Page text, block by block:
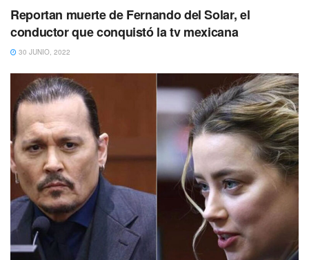
Reportan muerte de Fernando del Solar, el
conductor que conquistó la tv mexicana
30 JUNIO, 2022